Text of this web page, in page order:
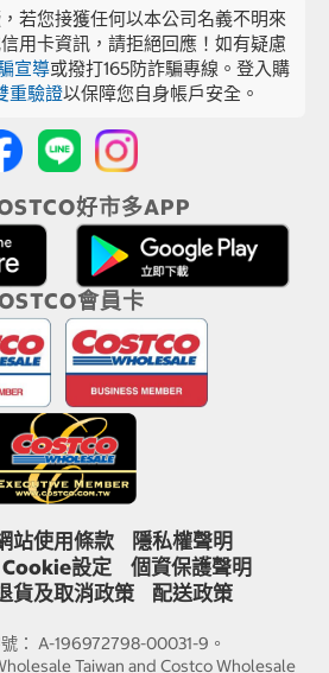
，若您接獲任何以本公司名義不明來
用卡資訊，請拒絕回應！如有疑慮
宣導或撥打165防詐騙專線。登入購
重驗證以保障您自身帳戶安全。
好市多APP
會員卡
站使用條款
隱私權聲明
Cookie設定
個資保護聲明
貨及取消政策 配送政策
： A-196972798-00031-9。
Taiwan and Costco Wholesale